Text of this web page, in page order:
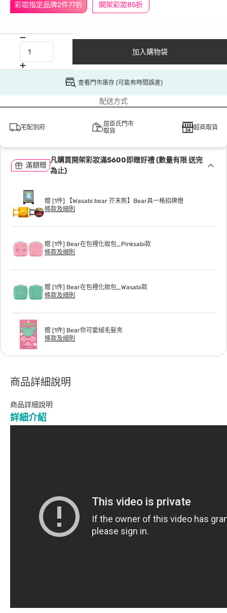
彩妝指定品牌2件77折 開架彩妝85折
加入購物袋
查看門市庫存 (可能有時間誤差)
配送方式
宅配到府
屈臣氏門市
取貨
超商取貨
滿額贈
凡購買開架彩妝滿$600即贈好禮 (數量有限 送完
為止)
贈 [1件] 【Wasabi bear 芥末熊】Bear具一格招牌燈
條款及細則
贈 [1件] Bear在包裡化妝包_Pinksabi款
條款及細則
贈 [1件] Bear在包裡化妝包_Wasabi款
條款及細則
贈 [1件] Bear你可愛絨毛髮夾
條款及細則
商品詳細說明
商品詳細說明
詳細介紹